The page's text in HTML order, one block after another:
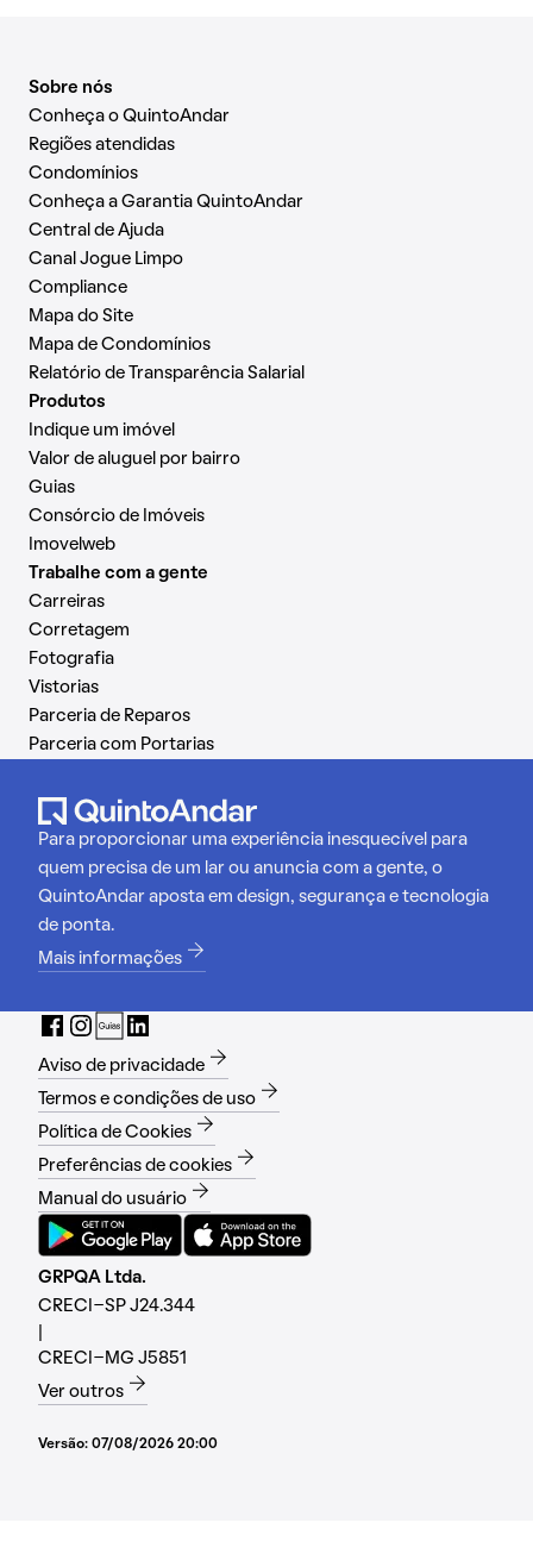
Sobre nós
Conheça o QuintoAndar
Regiões atendidas
Condomínios
Conheça a Garantia QuintoAndar
Central de Ajuda
Canal Jogue Limpo
Compliance
Mapa do Site
Mapa de Condomínios
Relatório de Transparência Salarial
Produtos
Indique um imóvel
Valor de aluguel por bairro
Guias
Consórcio de Imóveis
Imovelweb
Trabalhe com a gente
Carreiras
Corretagem
Fotografia
Vistorias
Parceria de Reparos
Parceria com Portarias
Para proporcionar uma experiência inesquecível para
quem precisa de um lar ou anuncia com a gente, o
QuintoAndar aposta em design, segurança e tecnologia
de ponta.
Mais informações
Aviso de privacidade
Termos e condições de uso
Política de Cookies
Preferências de cookies
Manual do usuário
GRPQA Ltda.
CRECI-SP J24.344
CRECI-MG J5851
Ver outros
Versão: 07/08/2026 20:00